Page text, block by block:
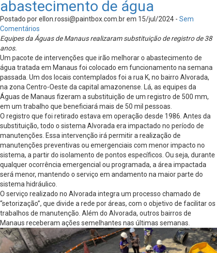
abastecimento de água
Postado porellon.rossi@paintbox.com.brem 15/jul/2024 - Sem
Comentários
Equipes da Águas de Manaus realizaram substituição de registro de 38
anos.
Um pacote de intervenções que irão melhorar o abastecimento de
água tratada em Manaus foi colocado em funcionamento na semana
passada. Um dos locais contemplados foi a rua K, no bairro Alvorada,
na zona Centro-Oeste da capital amazonense. Lá, as equipes da
Águas de Manaus fizeram a substituição de um registro de 500 mm,
em um trabalho que beneficiará mais de 50 mil pessoas.
O registro que foi retirado estava em operação desde 1986. Antes da
substituição, todo o sistema Alvorada era impactado no período de
manutenções. Essa intervenção irá permitir a realização de
manutenções preventivas ou emergenciais com menor impacto no
sistema, a partir do isolamento de pontos específicos. Ou seja, durante
qualquer ocorrência emergencial ou programada, a área impactada
será menor, mantendo o serviço em andamento na maior parte do
sistema hidráulico.
O serviço realizado no Alvorada integra um processo chamado de
“setorização”, que divide a rede por áreas, com o objetivo de facilitar os
trabalhos de manutenção. Além do Alvorada, outros bairros de
Manaus receberam ações semelhantes nas últimas semanas.